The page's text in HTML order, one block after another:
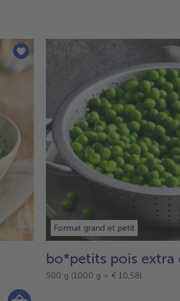
Format grand et petit
bo*petits pois extra
500 g (1000 g = € 10,58)